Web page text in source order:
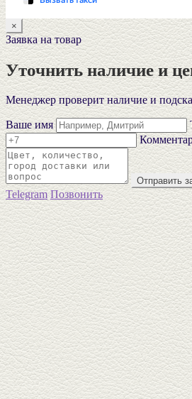
×
Заявка на товар
Уточнить наличие и
Менеджер проверит наличие и
Ваше имя
Отправить
Telegram Позвонить